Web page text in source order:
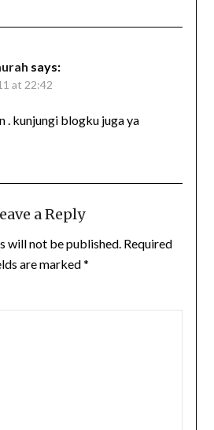
says:
at 22:42
. kunjungi blogku juga ya
a Reply
will not be published. Required
are marked*